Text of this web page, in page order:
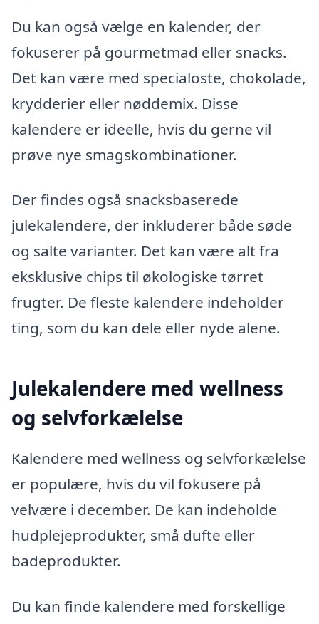
Du kan også vælge en kalender, der
fokuserer på gourmetmad eller snacks.
Det kan være med specialoste, chokolade,
krydderier eller nøddemix. Disse
kalendere er ideelle, hvis du gerne vil
prøve nye smagskombinationer.
Der findes også snacksbaserede
julekalendere, der inkluderer både søde
og salte varianter. Det kan være alt fra
eksklusive chips til økologiske tørret
frugter. De fleste kalendere indeholder
ting, som du kan dele eller nyde alene.
Julekalendere med wellness
og selvforkælelse
Kalendere med wellness og selvforkælelse
er populære, hvis du vil fokusere på
velvære i december. De kan indeholde
hudplejeprodukter, små dufte eller
badeprodukter.
Du kan finde kalendere med forskellige